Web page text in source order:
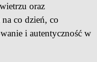
oraz
co dzień, co
i autentyczność w